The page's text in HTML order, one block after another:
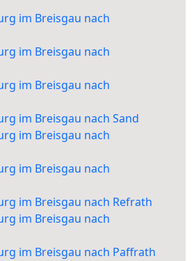
im Breisgau nach
im Breisgau nach
im Breisgau nach
im Breisgau nach Sand
im Breisgau nach
im Breisgau nach
im Breisgau nach Refrath
im Breisgau nach
im Breisgau nach Paffrath